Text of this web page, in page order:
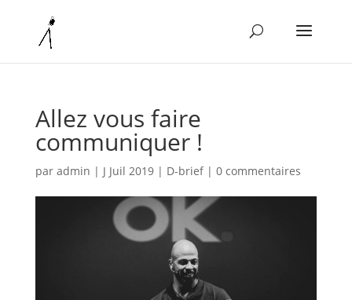
Allez vous faire
communiquer !
par admin | J Juil 2019| D-brief| 0 commentaires